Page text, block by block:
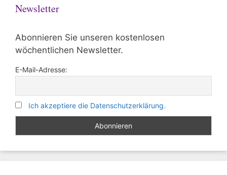
Newsletter
Abonnieren Sie unseren kostenlosen
wöchentlichen Newsletter.
E-Mail-Adresse:
Ich akzeptiere die Datenschutzerklärung.